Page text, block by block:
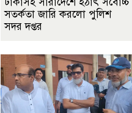
সতর্কতা জা‌রি করলো পুলিশ
সদর দপ্তর